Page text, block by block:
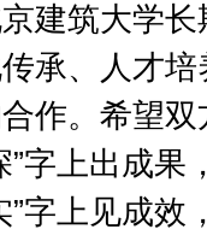
建筑大学
承、人才
作。希望双
”字上出成果
”字上见成效